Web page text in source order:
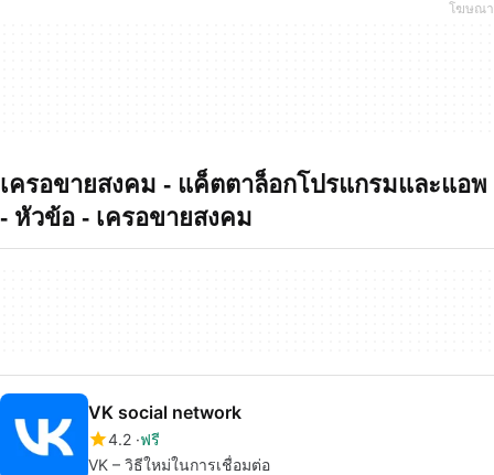
เครอขายสงคม - แค็ตตาล็อกโปรแกรมและแอพ
- หัวข้อ - เครอขายสงคม
VK social network
4.2 ฟรี
VK – วิธีใหม่ในการเชื่อมต่อ